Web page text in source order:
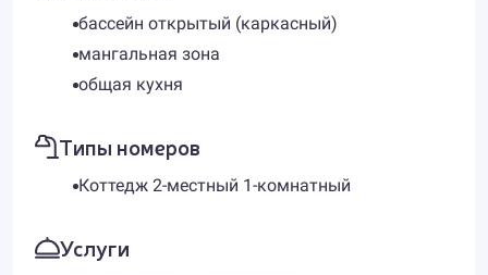
бассейн открытый (каркасный)
мангальная зона
общая кухня
Типы номеров
Коттедж 2-местный 1-комнатный
Услуги